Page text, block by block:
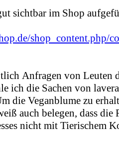
sichtbar im Shop
shop_content.php/
Anfragen von Leuten
ich die Sachen von
die Veganblume zu
auch belegen, dass die
nicht mit Tierischem